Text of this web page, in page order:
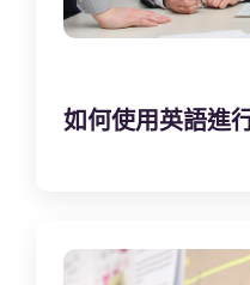
如何使用英語進